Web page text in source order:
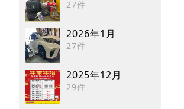
27件
2026年1月
27件
2025年12月
29件